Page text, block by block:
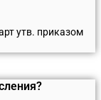
утв. приказом